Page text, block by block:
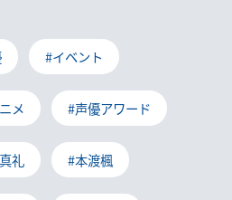
#イベント
メ #声優アワード
礼 #本渡楓